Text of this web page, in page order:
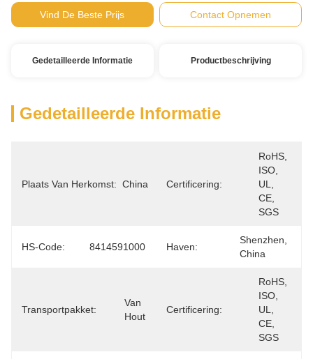
Vind De Beste Prijs Contact Opnemen
Gedetailleerde Informatie Productbeschrijving
Gedetailleerde Informatie
Plaats Van Herkomst: China Certificering:
RoHS,
ISO,
UL,
CE,
SGS
HS-Code: 8414591000 Haven:
Shenzhen,
China
Transportpakket:
Van
Hout
Certificering:
RoHS,
ISO,
UL,
CE,
SGS